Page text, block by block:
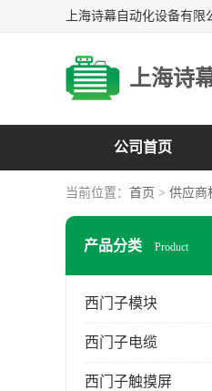
上海诗
公司首页
当前位置： 首页 > 供应商
产品分类 Product
西门子模块
西门子电缆
西门子触摸屏